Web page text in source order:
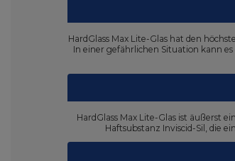
HardGlass Max Lite-Glas hat den
In einer gefährlichen Situation kann
HardGlass Max Lite-Glas ist äußerst
Haftsubstanz Inviscid-Sil, die